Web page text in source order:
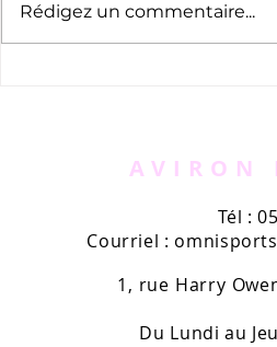
Rédigez un commentaire...
AVIRON
Tél :
Courriel :
1, rue Harry
Du Lundi au